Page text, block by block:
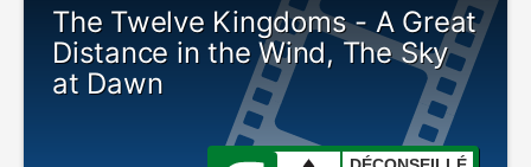
The Twelve Kingdoms - A Great
Distance in the Wind, The Sky
at Dawn